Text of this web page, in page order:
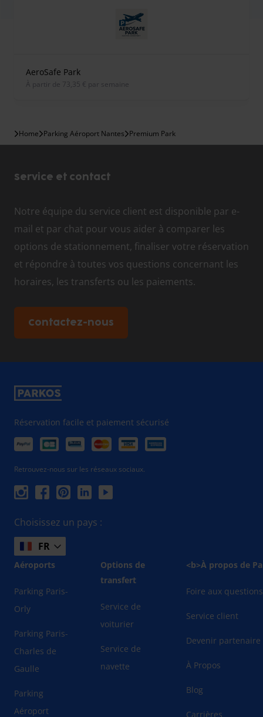
AeroSafe Park
À partir de 73,35 € par semaine
Home Parking Aéroport Nantes Premium Park
Service et contact
Notre équipe du service client est disponible par e-
mail et par chat pour vous aider à comparer les
options de stationnement, finaliser votre réservation
et répondre à toutes vos questions concernant les
horaires, les transferts ou les paiements.
Contactez-nous
Réservation facile et paiement sécurisé
Retrouvez-nous sur les réseaux sociaux.
Choisissez un pays :
FR
Aéroports
Parking Paris-
Orly
Parking Paris-
Charles de
Gaulle
Parking
Aéroport
Options de
transfert
Service de
voiturier
Service de
navette
<b>À propos de
Foire aux questions
Service client
Devenir partenaire
À Propos
Blog
Carrières